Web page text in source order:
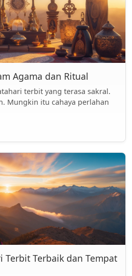
Agama dan Ritual
terbit yang terasa sakral.
Mungkin itu cahaya perlahan
Terbit Terbaik dan Tempat